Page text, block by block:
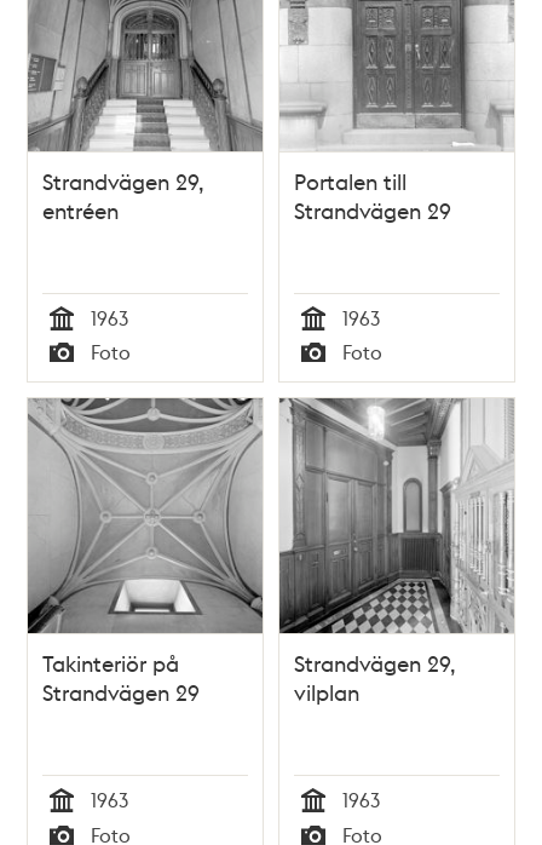
Strandvägen 29,
entréen
Tid
1963
Typ
Foto
Portalen till
Strandvägen 29
Tid
1963
Typ
Foto
Takinteriör på
Strandvägen 29
Tid
1963
Foto
Strandvägen 29,
vilplan
Tid
1963
Foto